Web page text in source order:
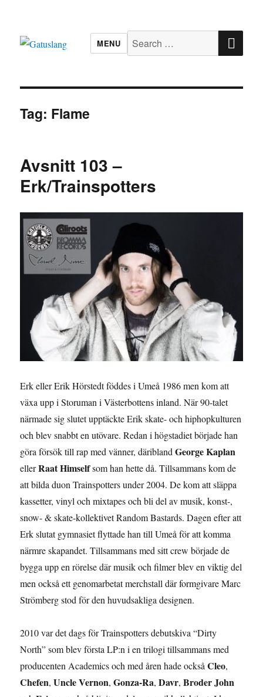
MENU
Search
for:
Tag: Flame
Avsnitt 103 –
Erk/Trainspotters
Erk eller Erik Hörstedt föddes i Umeå 1986 men kom att
växa upp i Storuman i Västerbottens inland. När 90-talet
närmade sig slutet upptäckte Erik skate- och hiphopkulturen
och blev snabbt en utövare. Redan i högstadiet började han
göra försök till rap med vänner, däriblandGeorgeKaplan
ellerRaat Himselfsom han hette då. Tillsammans kom de
att bilda duon Trainspotters under 2004. De kom att släppa
kassetter, vinyl och mixtapes och bli del av musik, konst-,
snow- & skate-kollektivet Random Bastards. Dagen efter att
Erk slutat gymnasiet flyttade han till Umeå för att komma
närmre skapandet. Tillsammans med sitt crew började de
bygga upp en rörelse där musik och filmer blev en viktig del
men också ett genomarbetat merchstall där formgivare Marc
Strömberg stod för den huvudsakliga designen.
2010 var det dags för Trainspotters debutskiva “Dirty
North” som blev första LP:n i en trilogi tillsammans med
producenten Academics och med åren hade ocksåCleo,
Chefen,Uncle Vernon,Gonza-Ra,Davr,Broder John